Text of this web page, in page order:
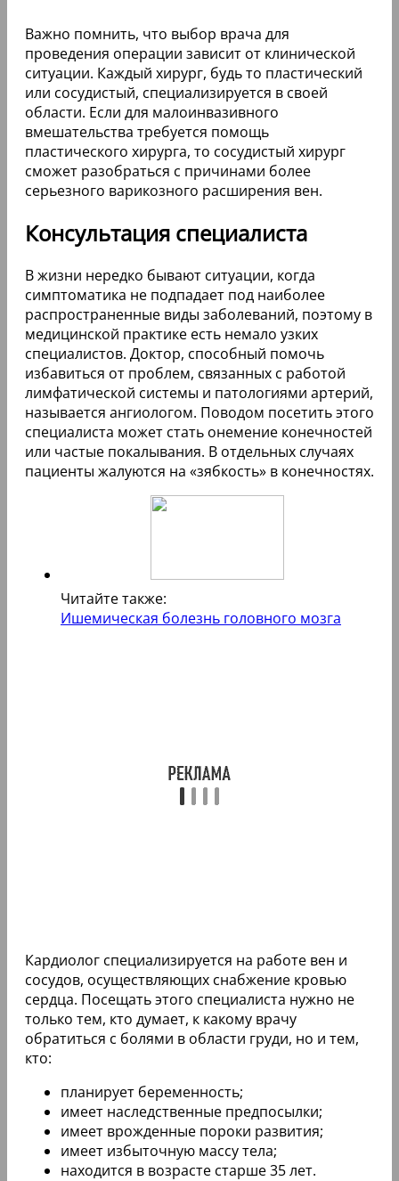
Важно помнить, что выбор врача для
проведения операции зависит от клинической
ситуации. Каждый хирург, будь то пластический
или сосудистый, специализируется в своей
области. Если для малоинвазивного
вмешательства требуется помощь
пластического хирурга, то сосудистый хирург
сможет разобраться с причинами более
серьезного варикозного расширения вен.
Консультация специалиста
В жизни нередко бывают ситуации, когда
симптоматика не подпадает под наиболее
распространенные виды заболеваний, поэтому в
медицинской практике есть немало узких
специалистов. Доктор, способный помочь
избавиться от проблем, связанных с работой
лимфатической системы и патологиями артерий,
называется ангиологом. Поводом посетить этого
специалиста может стать онемение конечностей
или частые покалывания. В отдельных случаях
пациенты жалуются на «зябкость» в конечностях.
Читайте также:
Ишемическая болезнь головного мозга
Кардиолог специализируется на работе вен и
сосудов, осуществляющих снабжение кровью
сердца. Посещать этого специалиста нужно не
только тем, кто думает, к какому врачу
обратиться с болями в области груди, но и тем,
кто:
планирует беременность;
имеет наследственные предпосылки;
имеет врожденные пороки развития;
имеет избыточную массу тела;
находится в возрасте старше 35 лет.